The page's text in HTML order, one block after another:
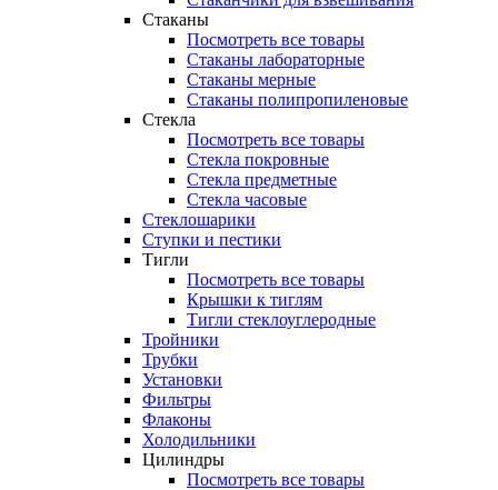
Стаканы
Посмотреть все товары
Стаканы лабораторные
Стаканы мерные
Стаканы полипропиленовые
Стекла
Посмотреть все товары
Стекла покровные
Стекла предметные
Стекла часовые
Стеклошарики
Ступки и пестики
Тигли
Посмотреть все товары
Крышки к тиглям
Тигли стеклоуглеродные
Тройники
Трубки
Установки
Фильтры
Флаконы
Холодильники
Цилиндры
Посмотреть все товары